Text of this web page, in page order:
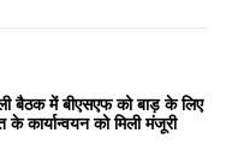
बैठक में बीएसएफ को बाड़ के लिए
कार्यान्वयन को मिली मंजूरी